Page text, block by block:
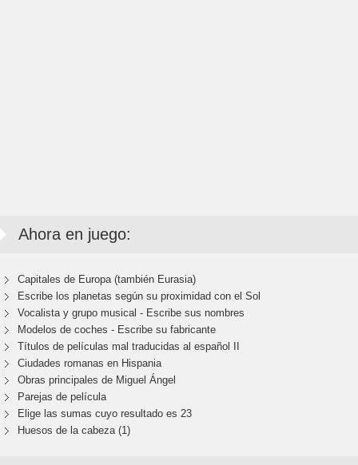
Ahora en juego:
Capitales de Europa (también Eurasia)
Escribe los planetas según su proximidad con el Sol
Vocalista y grupo musical - Escribe sus nombres
Modelos de coches - Escribe su fabricante
Títulos de películas mal traducidas al español II
Ciudades romanas en Hispania
Obras principales de Miguel Ángel
Parejas de película
Elige las sumas cuyo resultado es 23
Huesos de la cabeza (1)